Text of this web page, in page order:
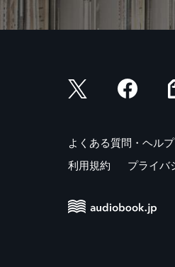
よくある質問・ヘルプ
利用規約
プライバ